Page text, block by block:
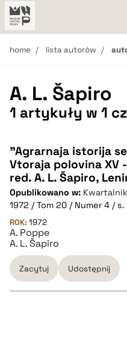
home lista autorów
A. L. Šapiro
1 artykuły w 1
"Agrarnaja istorija
Vtoraja polovina XV
red. A. L. Šapiro,
Opublikowano w:
1972 / Tom 20 / Numer 4 /
ROK: 1972
A. Poppe
A. L. Šapiro
Zacytuj Udostępnij